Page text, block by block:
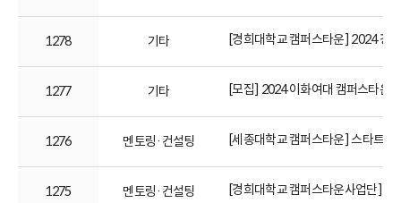
1278 기타 [경희대학교 캠퍼스타운] 2024 경
1277 기타 [모집] 2024 이화여대 캠퍼스타운
1276 멘토링·컨설팅 [세종대학교 캠퍼스타운] 스타트업
1275 멘토링·컨설팅 [경희대학교 캠퍼스타운사업단]